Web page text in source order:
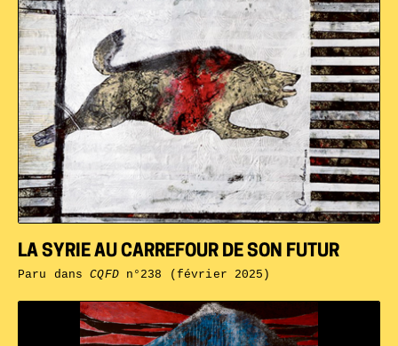
LA SYRIE AU CARREFOUR DE SON FUTUR
Paru dansCQFDn°238 (février 2025)